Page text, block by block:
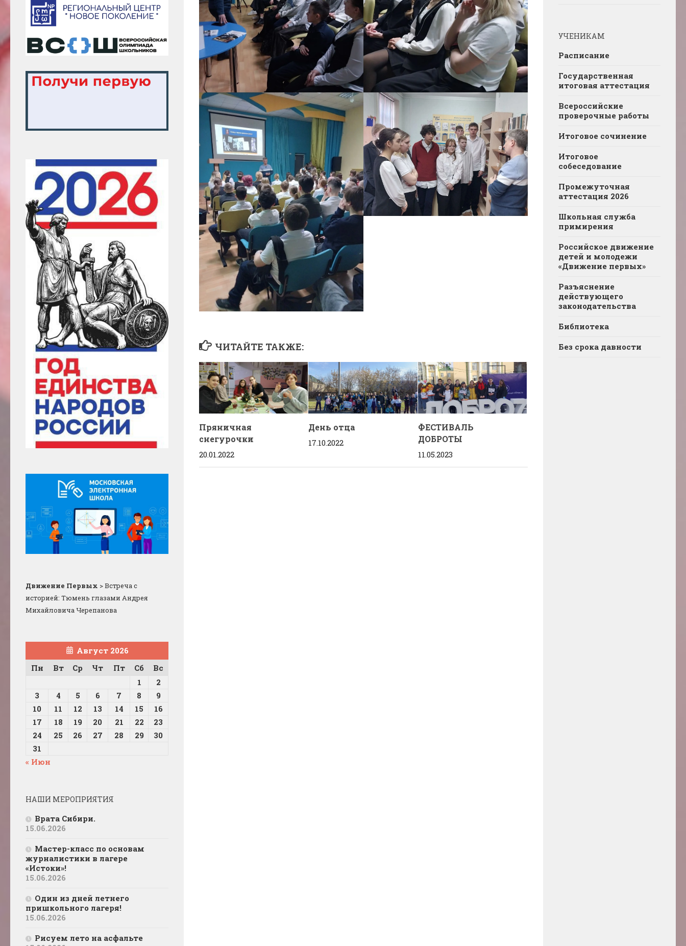
ЧИТАЙТЕ ТАКЖЕ:
Пряничная
снегурочки
20.01.2022
День отца
17.10.2022
ФЕСТИВАЛЬ
ДОБРОТЫ
11.05.2023
Движение Первых >Встреча с
историей: Тюмень глазами Андрея
Михайловича Черепанова
Август 2026
Пн
Вт Ср Чт Пт Сб
Вс
1
2
3
4 5 6 7 8
9
10
11 12 13 14 15
16
17
18 19 20 21 22
23
24
25 26 27 28 29
30
31
« Июн
НАШИ МЕРОПРИЯТИЯ
Врата Сибири.
15.06.2026
Мастер-класс по основам
журналистики в лагере
«Истоки»!
15.06.2026
Один из дней летнего
пришкольного лагеря!
15.06.2026
Рисуем лето на асфальте
УЧЕНИКАМ
Расписание
Государственная
итоговая аттестация
Всероссийские
проверочные работы
Итоговое сочинение
Итоговое
собеседование
Промежуточная
аттестация 2026
Школьная служба
примирения
Российское движение
детей и молодежи
«Движение первых»
Разъяснение
действующего
законодательства
Библиотека
Без срока давности